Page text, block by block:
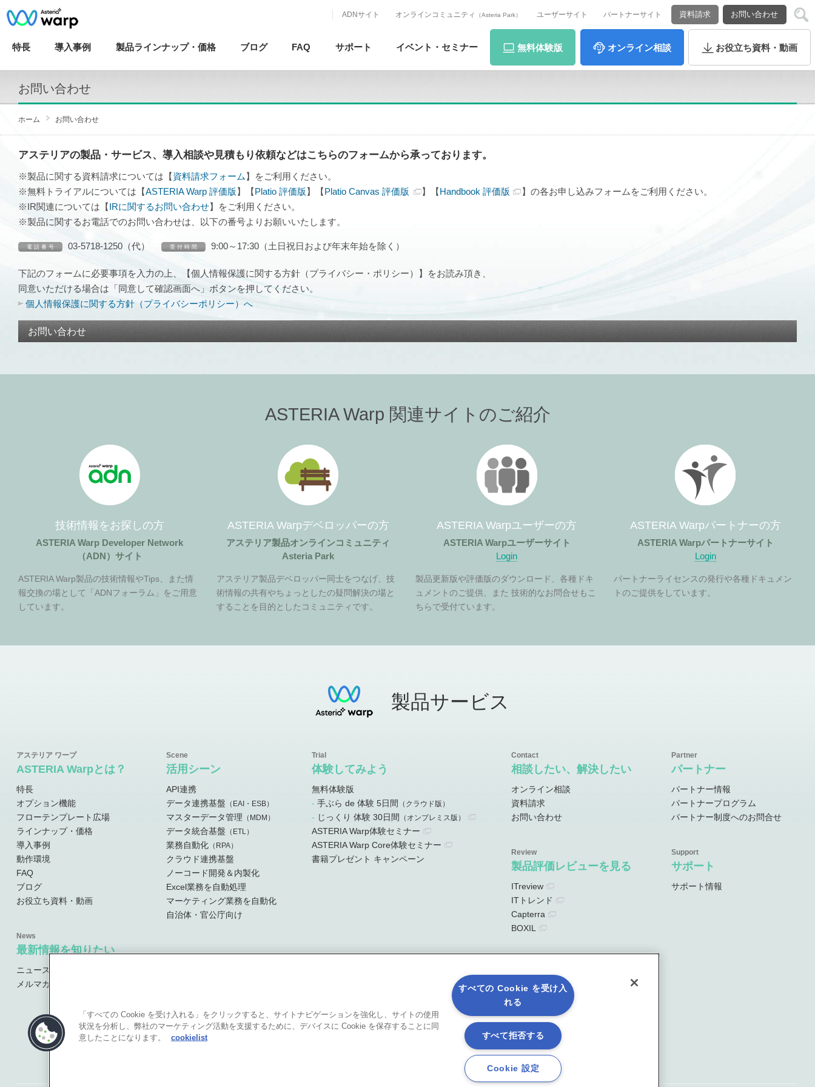
ADNサイト オンラインコミュニティ （Asteria Park） ユーザーサイト パートナーサイト 資料請求 お問い合わせ
特長 導入事例 製品ラインナップ・ 価格 ブログ FAQ サポート イベント・ セミナー 無料体験版 オンライン相談 お役立ち資料・動画
お問い合わせ
ホーム お問い合わせ
アステリアの製品・サービス、導入相談や見積もり依頼などはこちらのフォームから承っております。
※製品に関する資料請求については【資料請求フォーム 】をご利用ください。
※無料トライアルについては【ASTERIA Warp 評価版】【Platio 評価版】【Platio Canvas 評価版 】【Handbook 評価版
】の各お申し込みフォームをご利用ください。
※IR関連については【IRに関するお問い合わせ】をご利用ください。
※製品に関するお電話でのお問い合わせは、以下の番号よりお願いいたします。
電 話 番 号 03-5718-1250（代） 受 付 時 間 9:00～17:30（土日祝日および年末年始を除く）
下記のフォームに必要事項を入力の上、【個人情報保護に関する方針（プライバシー・ポリシー）】をお読み頂き、
同意いただける場合は「同意して確認画面へ」ボタンを押してください。
個人情報保護に関する方針（プライバシーポリシー）へ
お問い合わせ
ASTERIA Warp 関連サイトのご紹介
技術情報をお探しの方
ASTERIA Warp Developer Network
（ADN）サイト
ASTERIA Warp製品の技術情報やTips、また情
報交換の場として「ADNフォーラム」をご用意
しています。
ASTERIA Warpデベロッパーの方
アステリア製品オンラインコミュニティ
Asteria Park
アステリア製品デベロッパー同士をつなげ、技
術情報の共有やちょっとしたの疑問解決の場と
することを目的としたコミュニティです。
ASTERIA Warpユーザーの方
ASTERIA Warpユーザーサイト
Login
製品更新版や評価版のダウンロード、各種ドキ
ュメントのご提供、また 技術的なお問合せもこ
ちらで受付ています。
ASTERIA Warpパートナーの方
ASTERIA Warpパートナーサイト
Login
パートナーライセンスの発行や各種ドキュメン
トのご提供をしています。
製品サービス
ASTERIA Warpとは？
特長
オプション機能
フローテンプレート広場
ラインナップ・価格
導入事例
動作環境
FAQ
ブログ
お役立ち資料・動画
最新情報を知りたい
ニュース・お知らせ
メルマガ登録
活用シーン
API連携
データ連携基盤
（EAI・ESB）
マスターデータ管理 （MDM）
データ統合基盤 （ETL）
業務自動化 （RPA）
クラウド連携基盤
ノーコード開発＆内製化
Excel業務を自動処理
マーケティング業務を自動化
自治体・官公庁向け
体験してみよう
無料体験版
手ぶら de 体験 5日間
（クラウド版）
じっくり 体験 30日間 （オンプレミス版）
ASTERIA Warp体験セミナー
ASTERIA Warp Core体験セミナー
書籍プレゼント キャンペーン
相談したい、解決したい
オンライン相談
資料請求
お問い合わせ
製品評価レビューを見る
ITreview
ITトレンド
Capterra
BOXIL
パートナー
パートナー情報
パートナープログラム
パートナー制度へのお問合せ
サポート
サポート情報
「すべての Cookie を受け入れる」をクリックすると、サイトナビゲーションを強化し、サイトの使用
状況を分析し、弊社のマーケティング活動を支援するために、デバイスに Cookie を保存することに同
意したことになります。
cookielist
すべての Cookie を受け入
れる
すべて拒否する
Cookie 設定